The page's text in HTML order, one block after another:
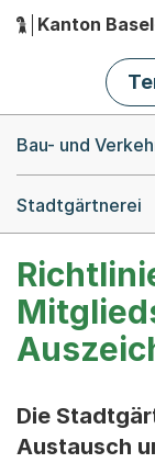
Hauptnavigation
Kanton
Bau- und
Stadtgärtnerei
Die
Austausch